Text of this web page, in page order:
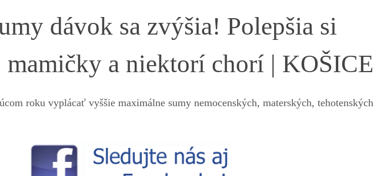
dávok sa zvýšia! Polepšia si
mamičky a niektorí chorí | KOŠICE
roku vyplácať vyššie maximálne sumy nemocenských, materských, tehotenských